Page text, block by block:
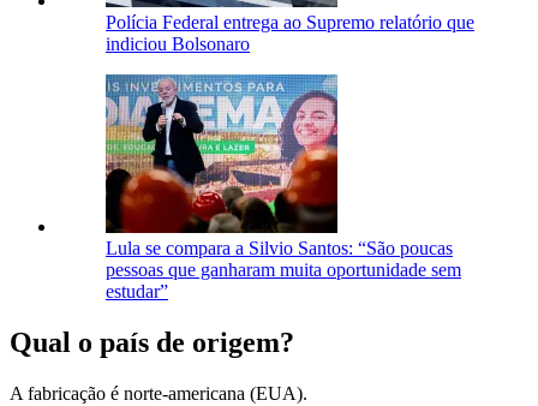
Polícia Federal entrega ao Supremo relatório que
indiciou Bolsonaro
Lula se compara a Silvio Santos: “São poucas
pessoas que ganharam muita oportunidade sem
estudar”
Qual o país de origem?
A fabricação é norte-americana (EUA).